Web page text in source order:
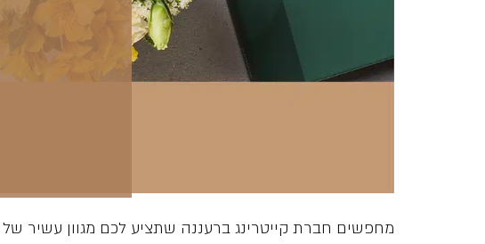
מחפשים חברת קייטרינג ברעננה שתציע לכם מגוון עשיר